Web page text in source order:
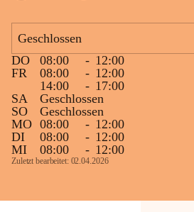
Geschlossen
DO
08:00 - 12:00
FR
08:00 - 12:00
14:00
- 17:00
SA
Geschlossen
SO
Geschlossen
MO 08:00 - 12:00
DI
08:00 - 12:00
MI
08:00 - 12:00
Zuletzt bearbeitet: 02.04.2026